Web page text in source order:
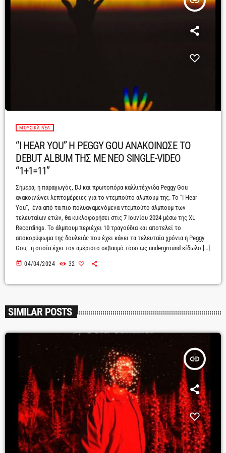
ΜΟΥΣΙΚΆ ΝΈΑ
“I HEAR YOU” H PEGGY GOU ΑΝΑΚΟΙΝΩΣΕ ΤΟ
DEBUT ALBUM ΤΗΣ ΜΕ NEO SINGLE-VIDEO
“1+1=11”
Σήμερα, η παραγωγός, DJ και πρωτοπόρα καλλιτέχνιδα Peggy Gou
ανακοινώνει λεπτομέρειες για το ντεμπούτο άλμπουμ της. Το “I Hear
You”, ένα από τα πιο πολυαναμενόμενα ντεμπούτο άλμπουμ των
τελευταίων ετών, θα κυκλοφορήσει στις 7 Ιουνίου 2024 μέσω της XL
Recordings. Το άλμπουμ περιέχει 10 τραγούδια και αποτελεί το
αποκορύφωμα της δουλειάς που έχει κάνει τα τελευταία χρόνια η Peggy
Gou, η οποία έχει τον αμέριστο σεβασμό τόσο ως underground είδωλο […]
today 04/04/2024 32
SIMILAR POSTS
insert_link